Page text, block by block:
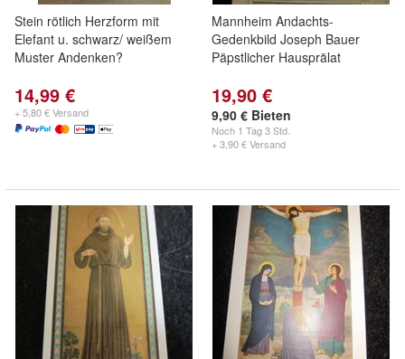
Stein rötlich Herzform mit
Elefant u. schwarz/ weißem
Muster Andenken?
14,99 €
+ 5,80 € Versand
Mannheim Andachts-
Gedenkbild Joseph Bauer
Päpstlicher Hausprälat
19,90 €
9,90 € Bieten
Noch 1 Tag 3 Std.
+ 3,90 € Versand